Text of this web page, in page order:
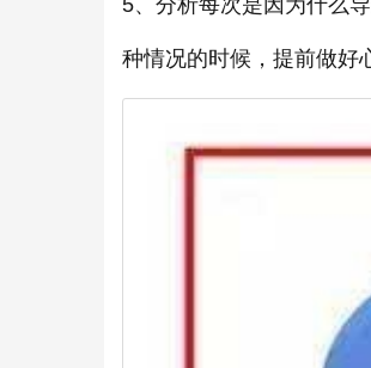
种情况的时候，提前做好